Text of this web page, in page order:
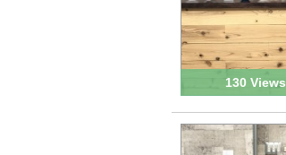
130 Views